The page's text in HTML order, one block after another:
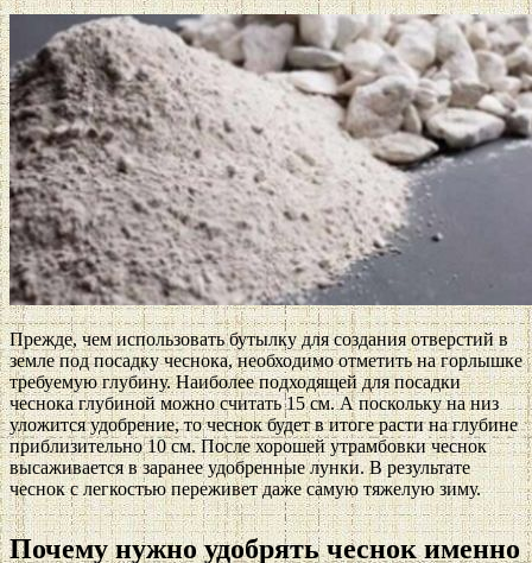
Прежде, чем использовать бутылку для создания отверстий в
земле под посадку чеснока, необходимо отметить на горлышке
требуемую глубину. Наиболее подходящей для посадки
чеснока глубиной можно считать 15 см. А поскольку на низ
уложится удобрение, то чеснок будет в итоге расти на глубине
приблизительно 10 см. После хорошей утрамбовки чеснок
высаживается в заранее удобренные лунки. В результате
чеснок с легкостью переживет даже самую тяжелую зиму.
Почему нужно удобрять чеснок именно